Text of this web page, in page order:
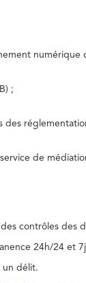
numérique
;
des
de
contrôles des
24h/24 et
un délit.